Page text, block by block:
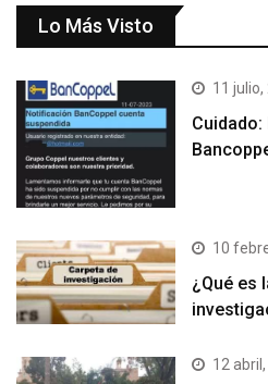
Lo Más Visto
11 julio,
10
¿Qué es
12